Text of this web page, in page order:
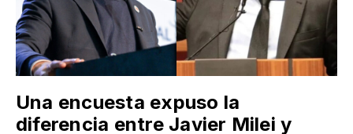
Una encuesta expuso la
diferencia entre Javier Milei y